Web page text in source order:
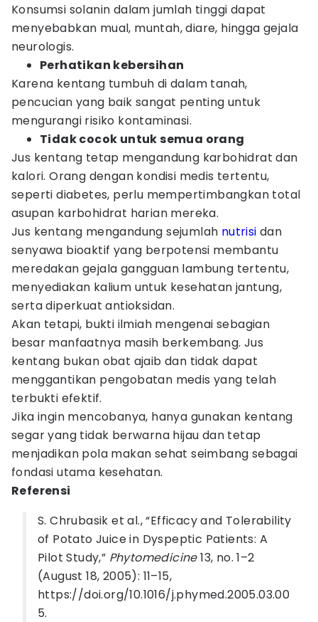
Konsumsi solanin dalam jumlah tinggi dapat
menyebabkan mual, muntah, diare, hingga gejala
neurologis.
Perhatikan kebersihan
Karena kentang tumbuh di dalam tanah,
pencucian yang baik sangat penting untuk
mengurangi risiko kontaminasi.
Tidak cocok untuk semua orang
Jus kentang tetap mengandung karbohidrat dan
kalori. Orang dengan kondisi medis tertentu,
seperti diabetes, perlu mempertimbangkan total
asupan karbohidrat harian mereka.
Jus kentang mengandung sejumlah nutrisi dan
senyawa bioaktif yang berpotensi membantu
meredakan gejala gangguan lambung tertentu,
menyediakan kalium untuk kesehatan jantung,
serta diperkuat antioksidan.
Akan tetapi, bukti ilmiah mengenai sebagian
besar manfaatnya masih berkembang. Jus
kentang bukan obat ajaib dan tidak dapat
menggantikan pengobatan medis yang telah
terbukti efektif.
Jika ingin mencobanya, hanya gunakan kentang
segar yang tidak berwarna hijau dan tetap
menjadikan pola makan sehat seimbang sebagai
fondasi utama kesehatan.
Referensi
S. Chrubasik et al., “Efficacy and Tolerability
of Potato Juice in Dyspeptic Patients: A
Pilot Study,” Phytomedicine13, no. 1–2
(August 18, 2005): 11–15,
https://doi.org/10.1016/j.phymed.2005.03.00
5.